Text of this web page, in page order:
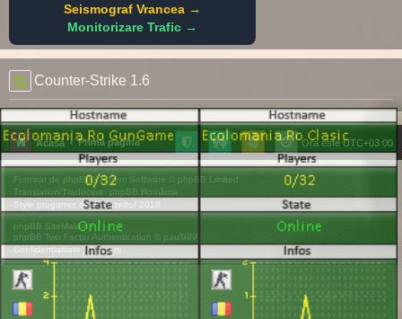
Seismograf Vrancea →
Monitorizare Trafic →
Counter-Strike 1.6
Acasă Prima pagină Ora este UTC+03:00
Furnizat de phpBB® Forum Software © phpBB Limited
Translation/Traducere: phpBB România
Style progamer de ©Mazeltof 2018
phpBB SiteMaker
phpBB Two Factor Authentication © paul999
Confidențialitate |Termeni